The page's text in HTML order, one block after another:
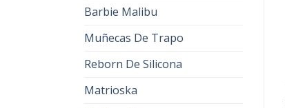
Barbie Malibu
Muñecas De Trapo
Reborn De Silicona
Matrioska